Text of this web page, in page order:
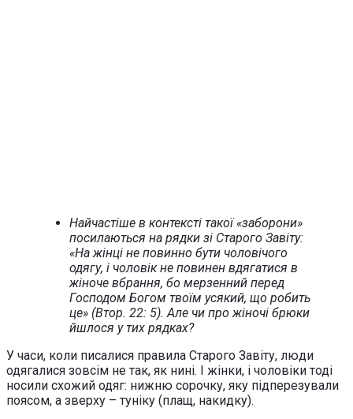
Найчастіше в контексті такої «заборони»
посилаються на рядки зі Старого Завіту:
«На жінці не повинно бути чоловічого
одягу, і чоловік не повинен вдягатися в
жіноче вбрання, бо мерзенний перед
Господом Богом твоїм усякий, що робить
це» (Втор. 22: 5). Але чи про жіночі брюки
йшлося у тих рядках?
У часи, коли писалися правила Старого Завіту, люди
одягалися зовсім не так, як нині. І жінки, і чоловіки тоді
носили схожий одяг: нижню сорочку, яку підперезували
поясом, а зверху – туніку (плащ, накидку).